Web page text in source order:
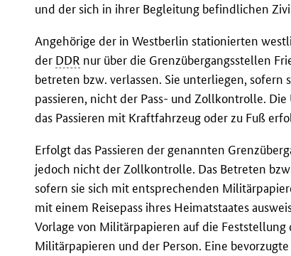
und der sich in ihrer Begleitung befindlichen
Angehörige der in Westberlin stationierten
der DDR nur über die Grenzübergangsstellen
betreten bzw. verlassen. Sie unterliegen,
passieren, nicht der Pass- und Zollkontrolle.
das Passieren mit Kraftfahrzeug oder zu Fuß
Erfolgt das Passieren der genannten
jedoch nicht der Zollkontrolle. Das Betreten
sofern sie sich mit entsprechenden
mit einem Reisepass ihres Heimatstaates
Vorlage von Militärpapieren auf die
Militärpapieren und der Person. Eine